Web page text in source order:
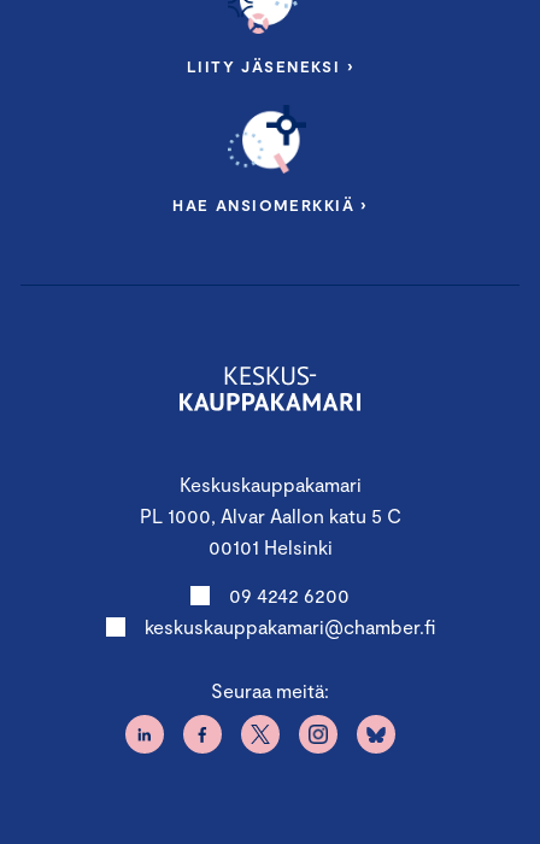
Keskuskauppakamari
PL 1000, Alvar Aallon katu 5 C
00101 Helsinki
09 4242 6200
keskuskauppakamari@chamber.fi
Seuraa meitä:
LIITY JÄSENEKSI ›
HAE ANSIOMERKKIÄ ›